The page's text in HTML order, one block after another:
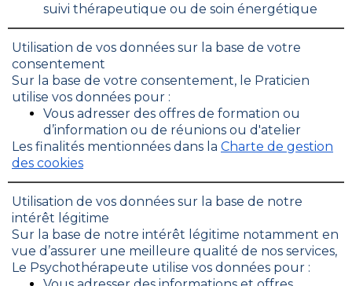
suivi thérapeutique ou de soin énergétique
Utilisation de vos données sur la base de votre
consentement
Sur la base de votre consentement, le Praticien
utilise vos données pour :
Vous adresser des offres de formation ou
d’information ou de réunions ou d'atelier
Les finalités mentionnées dans la Charte de gestion
des cookies
Utilisation de vos données sur la base de notre
intérêt légitime
Sur la base de notre intérêt légitime notamment en
vue d’assurer une meilleure qualité de nos services,
Le Psychothérapeute utilise vos données pour :